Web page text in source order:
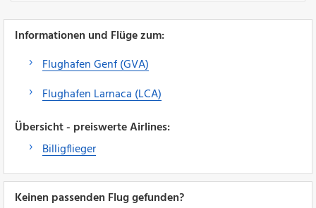
Informationen und Flüge zum:
Flughafen Genf (GVA)
Flughafen Larnaca (LCA)
Übersicht - preiswerte Airlines:
Billigflieger
Keinen passenden Flug gefunden?